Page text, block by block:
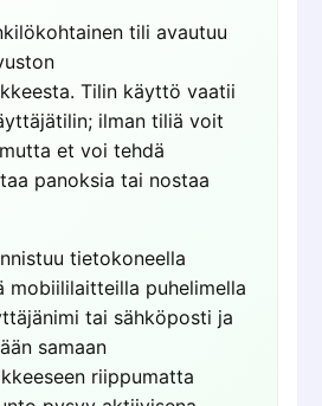
tili avautuu
Tilin käyttö vaatii
ilman tiliä voit
et voi tehdä
panoksia tai nostaa
tietokoneella
mobiililaitteilla puhelimella
tai sähköposti ja
samaan
riippumatta